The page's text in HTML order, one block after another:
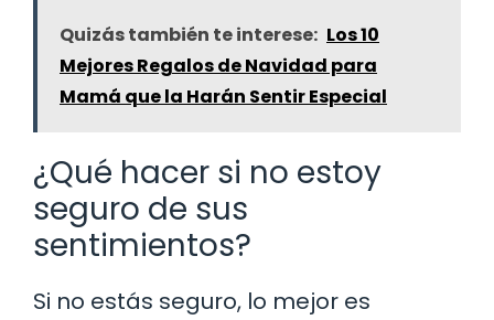
Quizás también te interese: Los 10
Mejores Regalos de Navidad para
Mamá que la Harán Sentir Especial
¿Qué hacer si no estoy
seguro de sus
sentimientos?
Si no estás seguro, lo mejor es